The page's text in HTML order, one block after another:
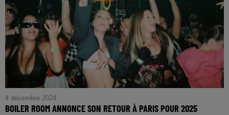
4 décembre 2024
BOILER ROOM ANNONCE SON RETOUR À PARIS POUR 2025